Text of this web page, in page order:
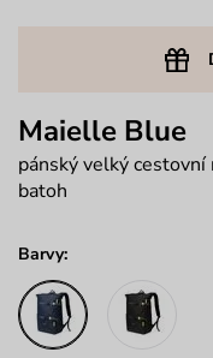
Maielle Blue
pánský velký
batoh
Barvy: